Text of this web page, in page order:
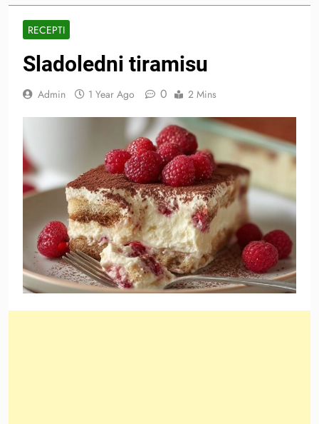
RECEPTI
Sladoledni tiramisu
Admin 1 Year Ago 0 2 Mins